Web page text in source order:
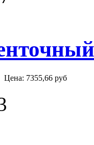
Цена: 7355,66 руб